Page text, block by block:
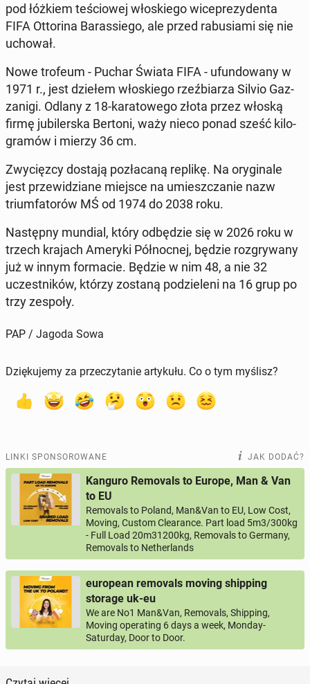
pod łóżkiem te­ścio­wej wło­skie­go wi­ce­pre­zy­den­ta
FIFA Ot­to­ri­na Ba­ras­sie­go, ale przed ra­bu­sia­mi się nie
uchował.
Nowe trofeum - Puchar Świata FIFA - ufun­do­wa­ny w
1971 r., jest dziełem wło­skie­go rzeź­bia­rza Silvio Gaz­
za­ni­gi. Odlany z 18-ka­ra­to­we­go złota przez włoską
firmę ju­bi­ler­ska Bertoni, waży nieco ponad sześć ki­lo­
gra­mów i mierzy 36 cm.
Zwy­cięz­cy dostają po­zła­ca­ną replikę. Na ory­gi­na­le
jest prze­wi­dzia­ne miejsce na umiesz­cza­nie nazw
trium­fa­to­rów MŚ od 1974 do 2038 roku.
Na­stęp­ny mundial, który od­bę­dzie się w 2026 roku w
trzech krajach Ameryki Pół­noc­nej, będzie roz­gry­wa­ny
już w innym for­ma­cie. Będzie w nim 48, a nie 32
uczest­ni­ków, którzy zostaną po­dzie­le­ni na 16 grup po
trzy zespoły.
PAP / Jagoda Sowa
Dziękujemy za przeczytanie artykułu. Co o tym myślisz?
LINKI SPONSOROWANE JAK DODAĆ?
Kanguro Removals to Europe, Man & Van
to EU
Removals to Poland, Man&Van to EU, Low Cost,
Moving, Custom Clearance. Part load 5m3/300kg
- Full Load 20m31200kg, Removals to Germany,
Removals to Netherlands
european removals moving shipping
storage uk-eu
We are No1 Man&Van, Removals, Shipping,
Moving operating 6 days a week, Monday-
Saturday, Door to Door.